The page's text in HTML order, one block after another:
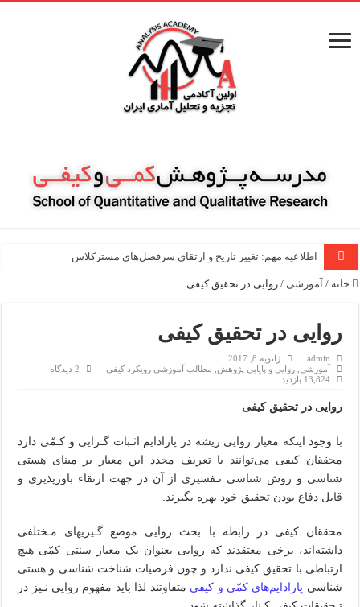
اطلاعیه مهم: تغییر تاریخ و ارتقای سرفصل‌های مسترکلاس مقاله نویسی ۱۰۰
خانه / آموزشی / روایی در تحقیق کیفی
روایی در تحقیق کیفی
admin
ژانویه 8, 2017
آموزشی ,روایی و پایایی پژوهش مطالب آموزشی رویکرد کیفی
2 دیدگاه
13,824 بازدید
روایی در تحقیق کیفی
با‌ وجود اینکه معیار روایی‌ ریشه‌ در پارادایم اثـبات گـرایی و کـمّی‌ دارد‌
محققان کیفی می‌توانند با تعریف مجدد این معیار بر مبنای هستی
شناسی و روش‌ شناسی‌ تـفسیری از آن در جهت‌ ارتقاء‌ باورپذیری‌ و
قابل دفاع بودن‌ تحقیق‌ خود بهره بگیرند.
محققان کیفی در رابطه با بحث روایی‌ موضع‌ گـیریهای مـختلفی
داشته‌اند، برخی معتقدند که روایی بعنوان یک معیار سنتی کمّی هیچ
ارتباطی با تحقیق کیفی ندارد و چون فرضیات شناخت شناسی و هستی
شناسی پارادایم‌های کمّی و کیفی متفاوتند لذا باید‌ مفهوم‌ روایی نـیز در